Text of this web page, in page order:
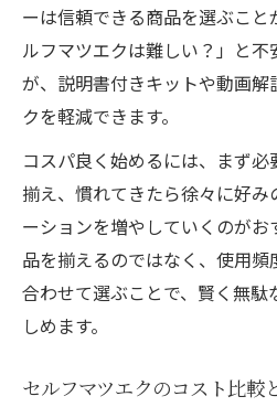
ーは信頼できる商品を選ぶこと
ルフマツエクは難しい？」と
が、説明書付きキットや動画
クを軽減できます。
コスパ良く始めるには、まず
揃え、慣れてきたら徐々に好
ーションを増やしていくのがお
品を揃えるのではなく、使用
合わせて選ぶことで、賢く無
しめます。
セルフマツエクのコスト比較